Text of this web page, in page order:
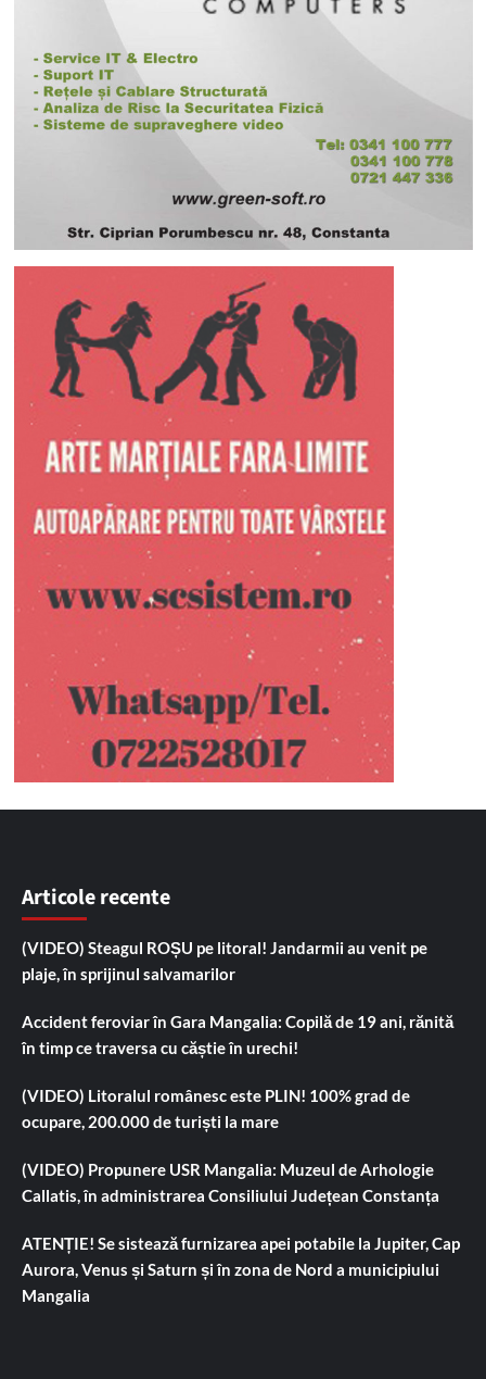
Articole recente
(VIDEO) Steagul ROȘU pe litoral! Jandarmii au venit pe
plaje, în sprijinul salvamarilor
Accident feroviar în Gara Mangalia: Copilă de 19 ani, rănită
în timp ce traversa cu căștie în urechi!
(VIDEO) Litoralul românesc este PLIN! 100% grad de
ocupare, 200.000 de turiști la mare
(VIDEO) Propunere USR Mangalia: Muzeul de Arhologie
Callatis, în administrarea Consiliului Județean Constanța
ATENȚIE! Se sistează furnizarea apei potabile la Jupiter, Cap
Aurora, Venus și Saturn și în zona de Nord a municipiului
Mangalia